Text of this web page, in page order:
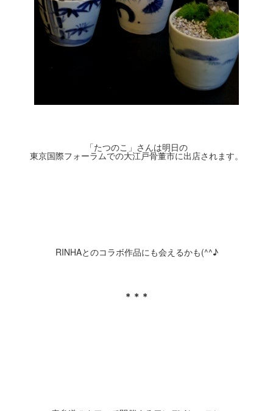
「たつのこ」さんは明日の
東京国際フォーラムでの大江戸骨董市に出店されます。
RINHAとのコラボ作品にも会えるかも(^^♪
＊＊＊